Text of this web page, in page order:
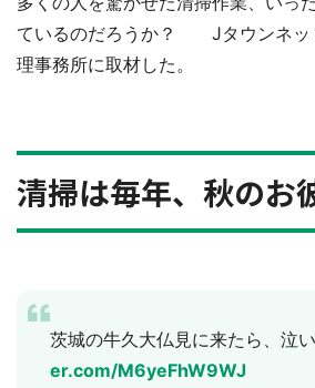
ているのだろうか？ Jタウンネッ
理事務所に取材した。
清掃は毎年、秋のお
茨城の牛久大仏見に来たら、泣
er.com/M6yeFhW9WJ